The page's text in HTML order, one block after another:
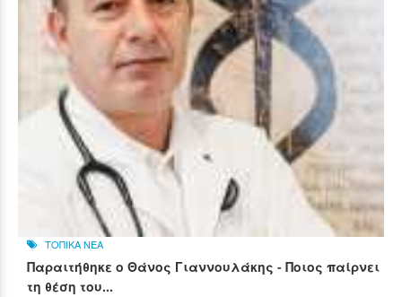
ΤΟΠΙΚΑ ΝΕΑ
Παραιτήθηκε ο Θάνος Γιαννουλάκης - Ποιος παίρνει
τη θέση του...